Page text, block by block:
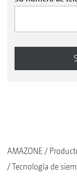
AMAZONE
Tecnología de